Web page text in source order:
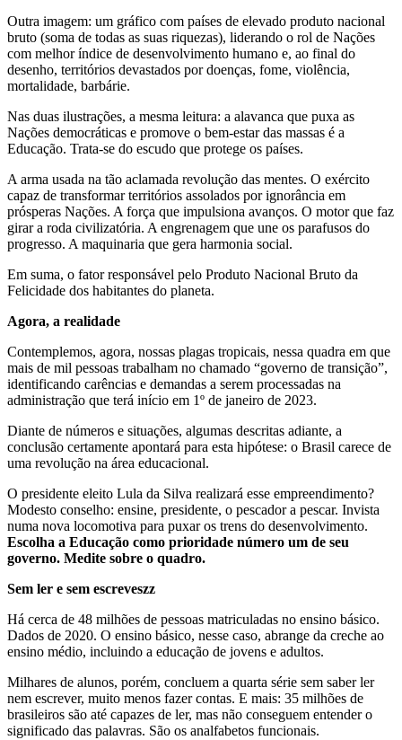
Outra imagem: um gráfico com países de elevado produto nacional
bruto (soma de todas as suas riquezas), liderando o rol de Nações
com melhor índice de desenvolvimento humano e, ao final do
desenho, territórios devastados por doenças, fome, violência,
mortalidade, barbárie.
Nas duas ilustrações, a mesma leitura: a alavanca que puxa as
Nações democráticas e promove o bem-estar das massas é a
Educação. Trata-se do escudo que protege os países.
A arma usada na tão aclamada revolução das mentes. O exército
capaz de transformar territórios assolados por ignorância em
prósperas Nações. A força que impulsiona avanços. O motor que faz
girar a roda civilizatória. A engrenagem que une os parafusos do
progresso. A maquinaria que gera harmonia social.
Em suma, o fator responsável pelo Produto Nacional Bruto da
Felicidade dos habitantes do planeta.
Agora, a realidade
Contemplemos, agora, nossas plagas tropicais, nessa quadra em que
mais de mil pessoas trabalham no chamado “governo de transição”,
identificando carências e demandas a serem processadas na
administração que terá início em 1º de janeiro de 2023.
Diante de números e situações, algumas descritas adiante, a
conclusão certamente apontará para esta hipótese: o Brasil carece de
uma revolução na área educacional.
O presidente eleito Lula da Silva realizará esse empreendimento?
Modesto conselho: ensine, presidente, o pescador a pescar. Invista
numa nova locomotiva para puxar os trens do desenvolvimento.
Escolha a Educação como prioridade número um de seu
governo. Medite sobre o quadro.
Sem ler e sem escreveszz
Há cerca de 48 milhões de pessoas matriculadas no ensino básico.
Dados de 2020. O ensino básico, nesse caso, abrange da creche ao
ensino médio, incluindo a educação de jovens e adultos.
Milhares de alunos, porém, concluem a quarta série sem saber ler
nem escrever, mui­to menos fazer contas. E mais: 35 milhões de
brasileiros são até capazes de ler, mas não conseguem entender o
significado das palavras. São os analfabetos funcionais.